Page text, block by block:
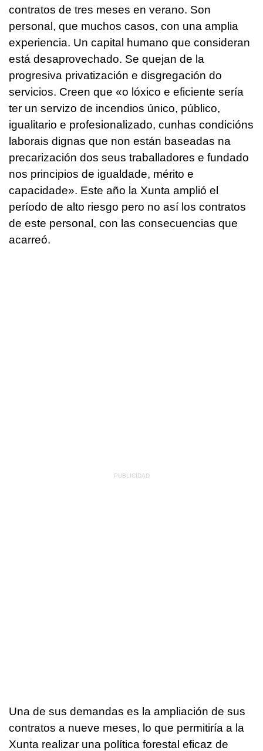
contratos de tres meses en verano. Son
personal, que muchos casos, con una amplia
experiencia. Un capital humano que consideran
está desaprovechado. Se quejan de la
progresiva privatización e disgregación do
servicios. Creen que «o lóxico e eficiente sería
ter un servizo de incendios único, público,
igualitario e profesionalizado, cunhas condicións
laborais dignas que non están baseadas na
precarización dos seus traballadores e fundado
nos principios de igualdade, mérito e
capacidade». Este año la Xunta amplió el
período de alto riesgo pero no así los contratos
de este personal, con las consecuencias que
acarreó.
Una de sus demandas es la ampliación de sus
contratos a nueve meses, lo que permitiría a la
Xunta realizar una política forestal eficaz de